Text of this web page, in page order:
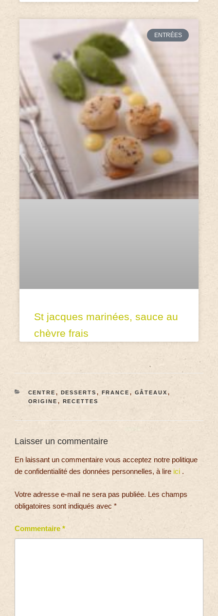
ENTRÉES
St jacques marinées, sauce au
chèvre frais
CENTRE , DESSERTS , FRANCE , GÂTEAUX ,
ORIGINE , RECETTES
Laisser un commentaire
En laissant un commentaire vous acceptez notre politique
de confidentialité des données personnelles, à lire ici .
Votre adresse e-mail ne sera pas publiée. Les champs
obligatoires sont indiqués avec *
Commentaire *